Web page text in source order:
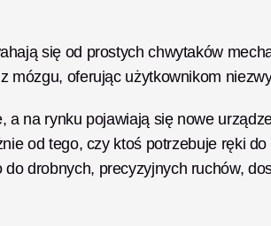
się od prostych chwytaków
mózgu, oferując użytkownikom
a na rynku pojawiają się nowe
od tego, czy ktoś potrzebuje ręki
drobnych, precyzyjnych ruchów,